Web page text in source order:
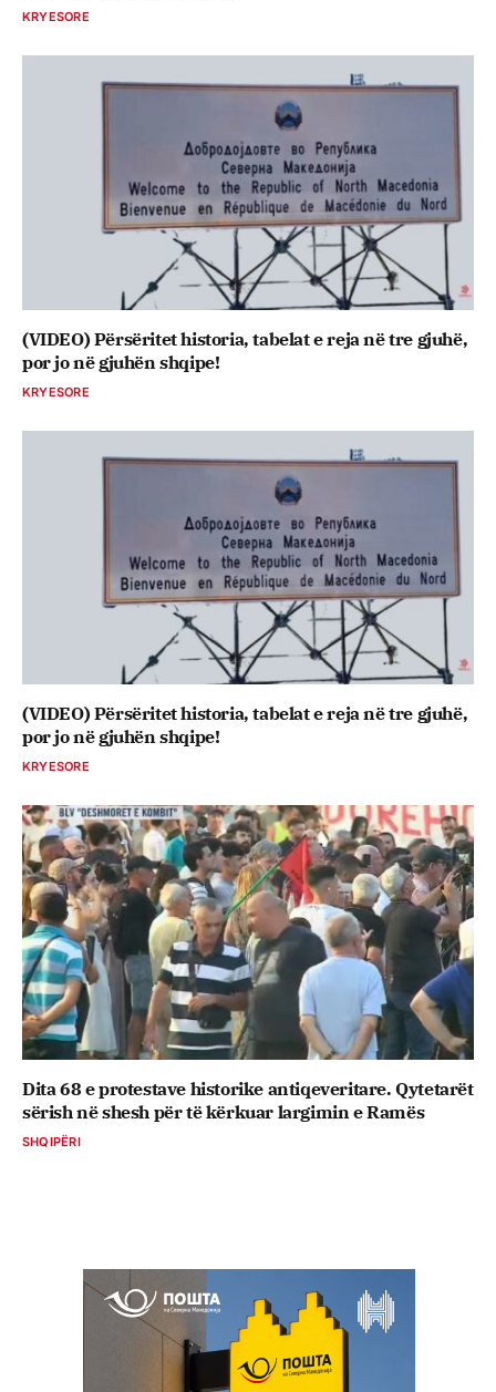
KRYESORE
(VIDEO) Përsëritet historia, tabelat e reja në tre gjuhë,
por jo në gjuhën shqipe!
KRYESORE
(VIDEO) Përsëritet historia, tabelat e reja në tre gjuhë,
por jo në gjuhën shqipe!
KRYESORE
Dita 68 e protestave historike antiqeveritare. Qytetarët
sërish në shesh për të kërkuar largimin e Ramës
SHQIPËRI